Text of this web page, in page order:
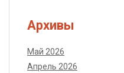
Архивы
Май 2026
Апрель 2026